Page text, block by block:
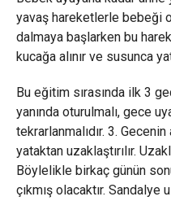
yavaş hareketlerle bebeği
dalmaya başlarken bu
kucağa alınır ve susunca
Bu eğitim sırasında ilk 3
yanında oturulmalı, gece
tekrarlanmalıdır. 3.
yataktan uzaklaştırılır.
Böylelikle birkaç günün
çıkmış olacaktır.